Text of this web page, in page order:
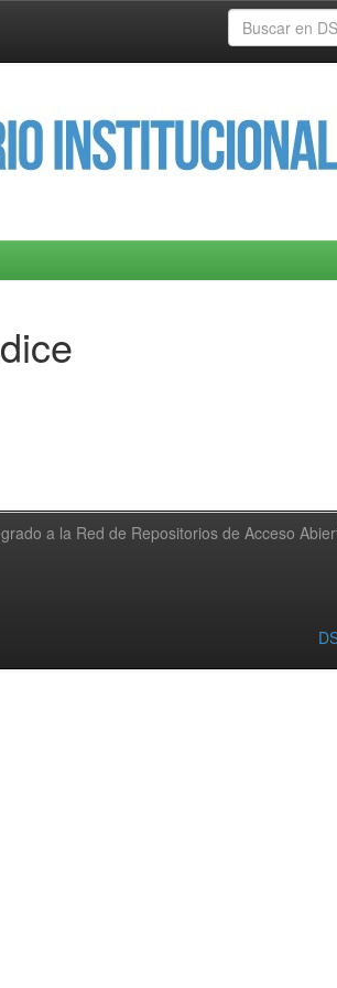
a la Red de Repositorios de Acceso